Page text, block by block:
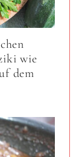
wie
dem